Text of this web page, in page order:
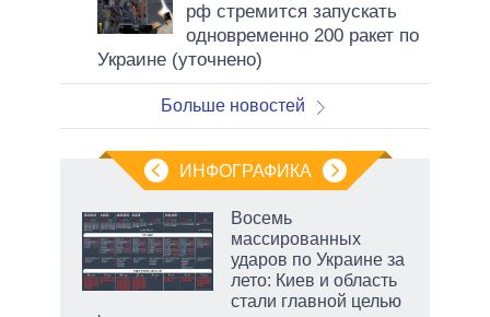
рф стремится запускать
одновременно 200 ракет по
Украине (уточнено)
Больше новостей
ИНФОГРАФИКА
Восемь
массированных
ударов по Украине за
лето: Киев и область
стали главной целью